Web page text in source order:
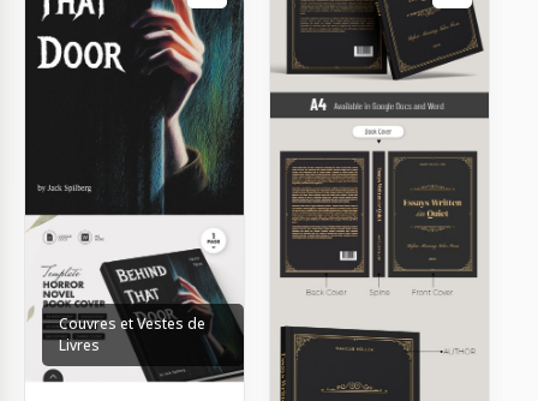
Couvres et Vestes de
Livres